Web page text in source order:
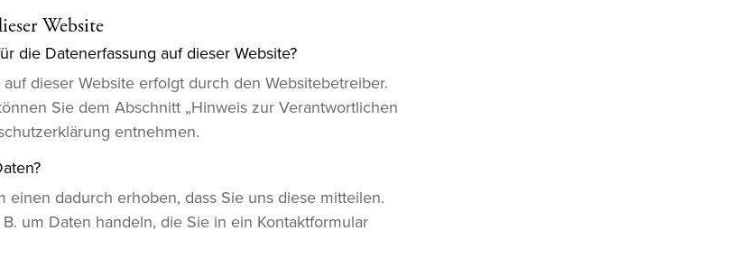
Website
die Datenerfassung auf dieser Website?
dieser Website erfolgt durch den Websitebetreiber.
Sie dem Abschnitt „Hinweis zur Verantwortlichen
entnehmen.
einen dadurch erhoben, dass Sie uns diese mitteilen.
um Daten handeln, die Sie in ein Kontaktformular